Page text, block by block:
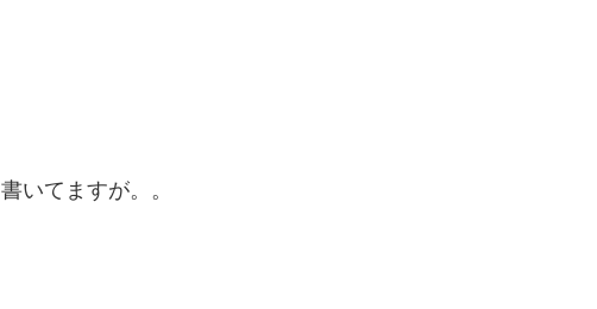
いてますが。。